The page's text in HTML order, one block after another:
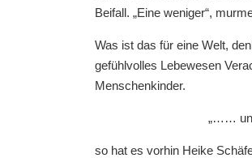
Beifall. „Eine weniger“,
Was ist das für eine Welt,
gefühlvolles Lebewesen
Menschenkinder.
„……
so hat es vorhin Heike